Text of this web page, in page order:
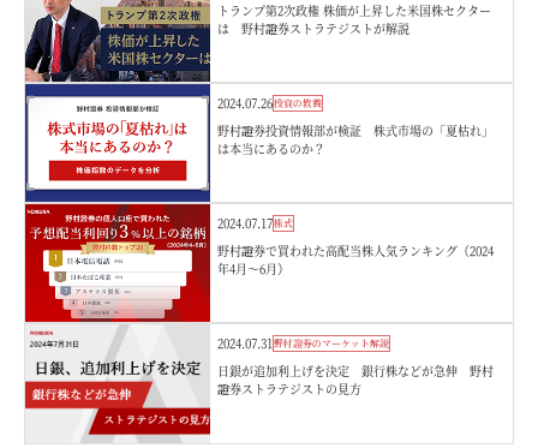
トランプ第2次政権 株価が上昇した米国株セクター
は 野村證券ストラテジストが解説
2024.07.26投資の教養
野村證券投資情報部が検証 株式市場の「夏枯れ」
は本当にあるのか？
2024.07.17株式
野村證券で買われた高配当株人気ランキング（2024
年4月～6月）
2024.07.31野村證券のマーケット解説
日銀が追加利上げを決定 銀行株などが急伸 野村
證券ストラテジストの見方